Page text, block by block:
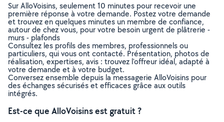
Sur AlloVoisins, seulement 10 minutes pour recevoir une
première réponse à votre demande. Postez votre demande
et trouvez en quelques minutes un membre de confiance,
autour de chez vous, pour votre besoin urgent de plâtrerie -
murs - plafonds
Consultez les profils des membres, professionnels ou
particuliers, qui vous ont contacté. Présentation, photos de
réalisation, expertises, avis : trouvez l'offreur idéal, adapté à
votre demande et à votre budget.
Conversez ensemble depuis la messagerie AlloVoisins pour
des échanges sécurisés et efficaces grâce aux outils
intégrés.
Est-ce que AlloVoisins est gratuit ?